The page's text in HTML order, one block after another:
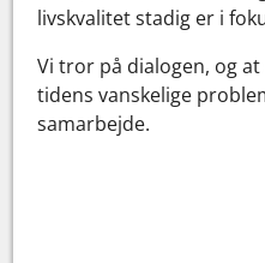
livskvalitet stadig er i
Vi tror på dialogen, og
tidens vanskelige
samarbejde.